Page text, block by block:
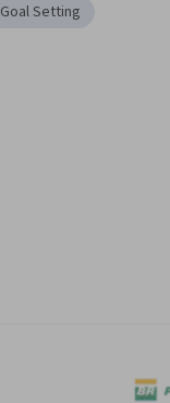
Goal Setting